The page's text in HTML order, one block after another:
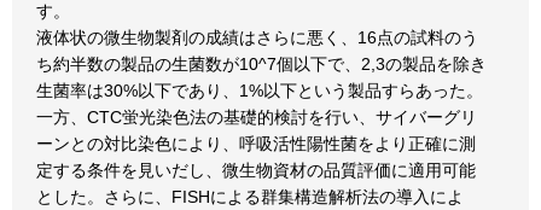
す。
液体状の微生物製剤の成績はさらに悪く、16点の試料のう
ち約半数の製品の生菌数が10^7個以下で、2,3の製品を除き
生菌率は30%以下であり、1%以下という製品すらあった。
一方、CTC蛍光染色法の基礎的検討を行い、サイバーグリ
ーンとの対比染色により、呼吸活性陽性菌をより正確に測
定する条件を見いだし、微生物資材の品質評価に適用可能
とした。さらに、FISHによる群集構造解析法の導入によ